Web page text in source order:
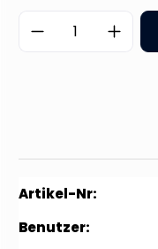
Produkt
Artikel-Nr:
Benutzer: